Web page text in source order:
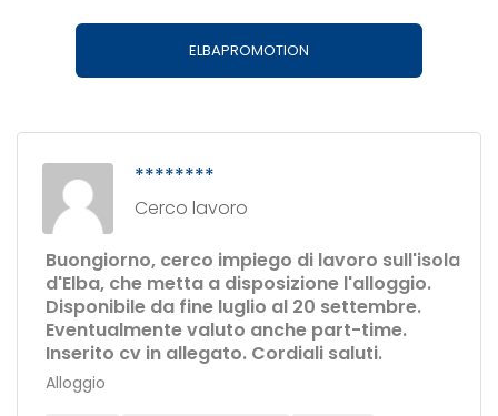
ELBAPROMOTION
********
Cerco lavoro
Buongiorno, cerco impiego di lavoro sull'isola
d'Elba, che metta a disposizione l'alloggio.
Disponibile da fine luglio al 20 settembre.
Eventualmente valuto anche part-time.
Inserito cv in allegato. Cordiali saluti.
Alloggio